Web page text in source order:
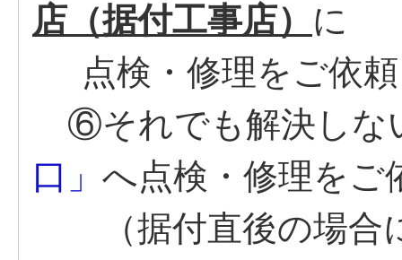
店（据付工事店） に
点検・修理をご依頼
⑥それでも解決しな
口」 へ点検・修理をご
（据付直後の場合